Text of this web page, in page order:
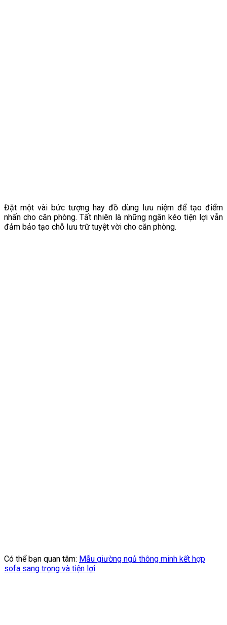
Đặt một vài bức tượng hay đồ dùng lưu niệm để tạo điểm
nhấn cho căn phòng. Tất nhiên là những ngăn kéo tiện lợi vẫn
đảm bảo tạo chỗ lưu trữ tuyệt vời cho căn phòng.
Có thể bạn quan tâm: Mẫu giường ngủ thông minh kết hợp
sofa sang trọng và tiện lợi